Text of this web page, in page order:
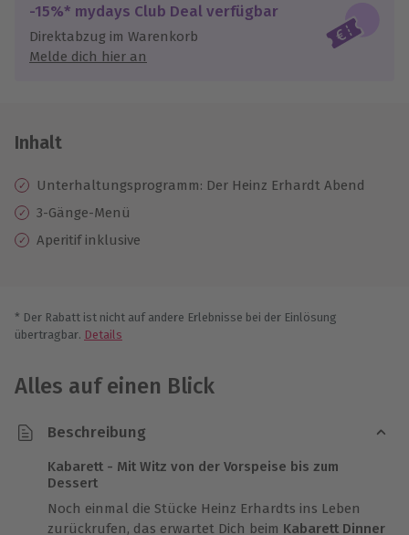
Jeder Gutschein für alle Erlebnisse einlösbar.
Maximale Sicherheit
10 Jahre gültig & verlängerbar.
-15%* mydays Club Deal verfügbar
Direktabzug im Warenkorb
Melde dich hier an
Inhalt
Unterhaltungsprogramm: Der Heinz Erhardt Abend
3-Gänge-Menü
Aperitif inklusive
* Der Rabatt ist nicht auf andere Erlebnisse bei der Einlösung
übertragbar. Details
Alles auf einen Blick
Beschreibung
Kabarett - Mit Witz von der Vorspeise bis zum
Dessert
Noch einmal die Stücke Heinz Erhardts ins Leben
zurückrufen, das erwartet Dich beim Kabarett Dinner